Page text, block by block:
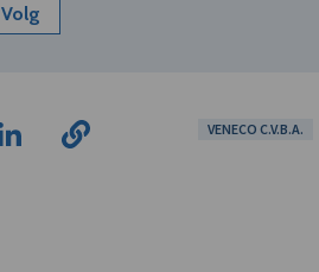
Volg
VENECO C.V.B.A.